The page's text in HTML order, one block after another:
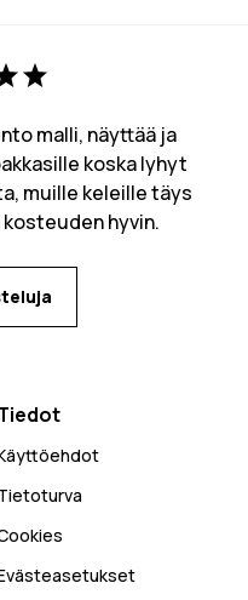
malli, näyttää ja
koska lyhyt
muille keleille täys
hyvin.